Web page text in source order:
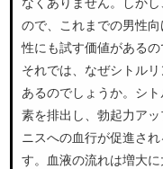
なくありません。しか
ので、これまでの男性
性にも試す価値があるの
それでは、なぜシトル
あるのでしょうか。シ
素を排出し、勃起力ア
ニスへの血行が促進さ
す。血液の流れは増大